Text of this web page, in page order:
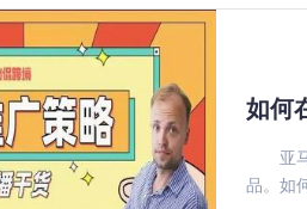
如何
亚马
品。如